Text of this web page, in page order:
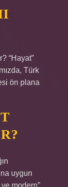
“Hayat”
Türk
ön plana
uygun
modern”